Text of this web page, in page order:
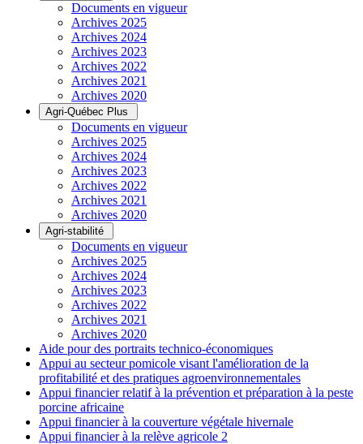
Documents en vigueur
Archives 2025
Archives 2024
Archives 2023
Archives 2022
Archives 2021
Archives 2020
Agri-Québec Plus
Documents en vigueur
Archives 2025
Archives 2024
Archives 2023
Archives 2022
Archives 2021
Archives 2020
Agri-stabilité
Documents en vigueur
Archives 2025
Archives 2024
Archives 2023
Archives 2022
Archives 2021
Archives 2020
Aide pour des portraits technico-économiques
Appui au secteur pomicole visant l'amélioration de la
profitabilité et des pratiques agroenvironnementales
Appui financier relatif à la prévention et préparation à la peste
porcine africaine
Appui financier à la couverture végétale hivernale
Appui financier à la relève agricole 2